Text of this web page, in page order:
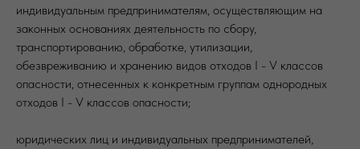
индивидуальным предпринимателям, осуществляющим на
законных основаниях деятельность по сбору,
транспортированию, обработке, утилизации,
обезвреживанию и хранению видов отходов I - V классов
опасности, отнесенных к конкретным группам однородных
отходов I - V классов опасности;
юридических лиц и индивидуальных предпринимателей,